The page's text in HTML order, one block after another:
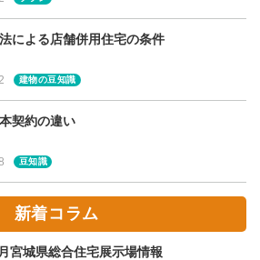
会社の比較に使う
であれば、含まれる費用や施工面積
で使うことができます。例えば、い
坪単価を比べてみるというのはおす
坪単価
による店舗併用住宅の条件
建物の豆知識
契約の違い
豆知識
新着コラム
宮城県総合住宅展示場情報